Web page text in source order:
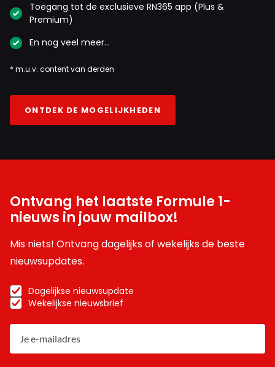
Toegang tot de exclusieve RN365 app (Plus &
Premium)
En nog veel meer…
* m.u.v. content van derden
ONTDEK DE MOGELIJKHEDEN
Ontvang het laatste Formule 1-
nieuws in jouw mailbox!
Mis niets! Ontvang dagelijks of wekelijks de beste
nieuwsupdates.
Dagelijkse nieuwsupdate
Wekelijkse nieuwsbrief